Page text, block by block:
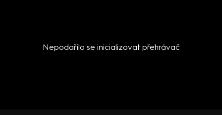
Nepodařilo se inicializovat přehrávač